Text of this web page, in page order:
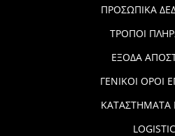
ΠΡΟΣΩΠΙΚΑ
ΤΡΟΠΟΙ
ΕΞΟΔΑ
ΓΕΝΙΚΟΙ ΟΡΟΙ
ΚΑΤΑΣΤΗΜΑΤΑ